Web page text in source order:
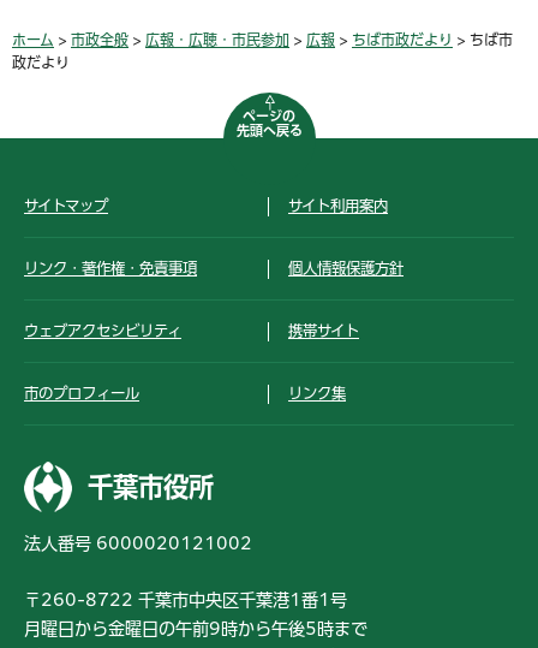
ホーム > 市政全般 > 広報・広聴・市民参加 > 広報 > ちば市政だより > ちば市
政だより
ページの
先頭へ戻る
サイトマップ サイト利用案内
リンク・著作権・免責事項 個人情報保護方針
ウェブアクセシビリティ 携帯サイト
市のプロフィール リンク集
千葉市役所
法人番号 6000020121002
〒260-8722 千葉市中央区千葉港1番1号
月曜日から金曜日の午前9時から午後5時まで